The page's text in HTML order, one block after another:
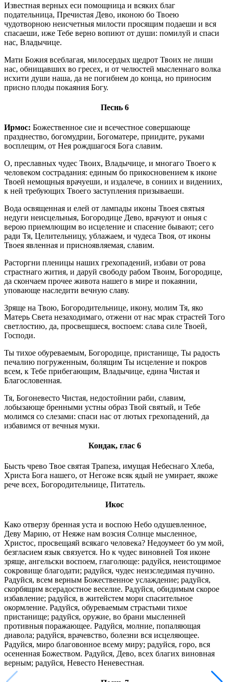
Известная верных еси помощница и всяких благ
подательница, Пречистая Дево, иконою бо Твоею
чудотворною неисчетныя милости просящим подаеши и вся
спасаеши, иже Тебе верно вопиют от души: помилуй и спаси
нас, Владычице.
Мати Божия всеблагая, милосердых щедрот Твоих не лиши
нас, обнищавших во гресех, и от челюстей мысленнаго волка
исхити души наша, да не погибнем до конца, но приносим
присно плоды покаяния Богу.
Песнь 6
Ирмос: Божественное сие и всечестное совершающе
празднество, богомудрии, Богоматере, приидите, руками
восплещим, от Нея рождшагося Бога славим.
О, преславных чудес Твоих, Владычице, и многаго Твоего к
человеком сострадания: единым бо прикосновением к иконе
Твоей немощныя врачуеши, и издалече, в сониих и видениих,
к ней требующих Твоего заступления призываеши.
Вода освященная и елей от лампады иконы Твоея святыя
недуги неисцельныя, Богородице Дево, врачуют и оныя с
верою приемлющим во исцеление и спасение бывают; сего
ради Тя, Целительницу, ублажаем, и чудеса Твоя, от иконы
Твоея явленная и присноявляемая, славим.
Расторгни пленицы наших грехопадений, избави от рова
страстнаго жития, и даруй свободу рабом Твоим, Богородице,
да скончаем прочее живота нашего в мире и покаянии,
уповающе наследити вечную славу.
Зряще на Твою, Богородительнице, икону, молим Тя, яко
Матерь Света незаходимаго, отжени от нас мрак страстей Того
светлостию, да, просвещшеся, воспоем: слава силе Твоей,
Господи.
Ты тихое обуреваемым, Богородице, пристанище, Ты радость
печалию погруженным, болящим Ты исцеление и покров
всем, к Тебе прибегающим, Владычице, едина Чистая и
Благословенная.
Тя, Богоневесто Чистая, недостойнии раби, славим,
лобызающе бренными устны образ Твой святый, и Тебе
молимся со слезами: спаси нас от лютых грехопадений, да
избавимся от вечныя муки.
Кондак, глас 6
Бысть чрево Твое святая Трапеза, имущая Небеснаго Хлеба,
Христа Бога нашего, от Негоже всяк ядый не умирает, якоже
рече всех, Богородительнице, Питатель.
Икос
Како отверзу бренная уста и воспою Небо одушевленное,
Деву Марию, от Неяже нам возсия Солнце мысленное,
Христос, просвещаяй всякаго человека? Недоумеет бо ум мой,
безгласием язык связуется. Но к чудес виновней Тоя иконе
зряще, ангельски воспоем, глаголюще: радуйся, неистощимое
сокровище благодати; радуйся, чудес неизследимая пучино.
Радуйся, всем верным Божественное услаждение; радуйся,
скорбящим всерадостное веселие. Радуйся, обидимым скорое
избавление; радуйся, в житейстем мори спасительное
окормление. Радуйся, обуреваемым страстьми тихое
пристанище; радуйся, оружие, во брани мысленней
противныя поражающее. Радуйся, молние, попаляющая
диавола; радуйся, врачевство, болезни вся исцеляющее.
Радуйся, миро благовонное всему миру; радуйся, горо, вся
осененная Божеством. Радуйся, Дево, всех благих виновная
верным; радуйся, Невесто Неневестная.